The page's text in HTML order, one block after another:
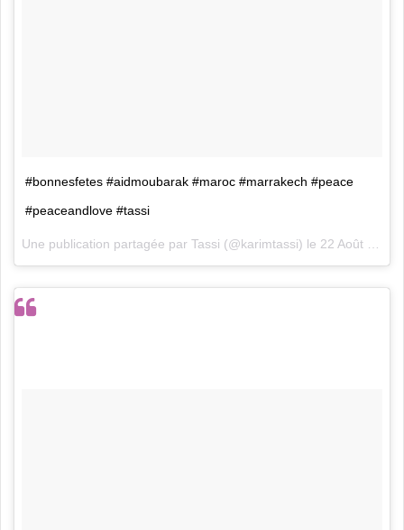
#bonnesfetes #aidmoubarak #maroc #marrakech #peace
#peaceandlove #tassi
Une publication partagée par Tassi (@karimtassi) le 22 Août 2018 à 2 :51 PDT